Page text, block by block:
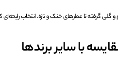
و گلی گرفته تا عطرهای خنک و تازه. انتخاب
با سایر برندها